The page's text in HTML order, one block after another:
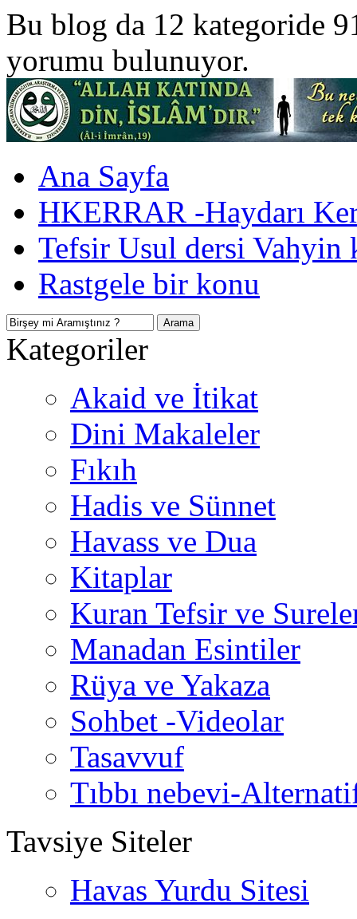
Bu blog da 12 kategoride
yorumu bulunuyor.
Ana Sayfa
HKERRAR -Haydarı
Tefsir Usul dersi Vahyin
Rastgele bir konu
Kategoriler
Akaid ve İtikat
Dini Makaleler
Fıkıh
Hadis ve Sünnet
Havass ve Dua
Kitaplar
Kuran Tefsir ve
Manadan Esintiler
Rüya ve Yakaza
Sohbet -Videolar
Tasavvuf
Tıbbı nebevi-
Tavsiye Siteler
Havas Yurdu Sitesi